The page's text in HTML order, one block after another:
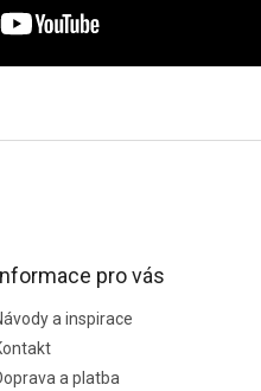
pro vás
a inspirace
a platba